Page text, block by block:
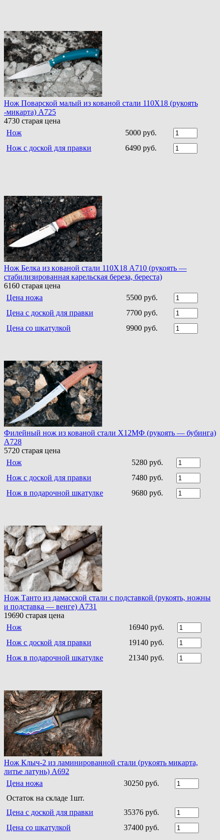
Нож Поварской малый из кованой стали 110Х18 (рукоять
-микарта) A725
4730 старая цена
Нож
5000 руб.
Нож с доской для правки
6490 руб.
Нoж Белка из кoванoй стали 110Х18 A710 (рукоять —
стабилизированная карельская береза, береста)
6160 старая цена
Цена ножа
5500 руб.
Цена с доской для правки
7700 руб.
Цена со шкатулкой
9900 руб.
Филейный нож из кованой стали Х12МФ (рукоять — бубинга)
A728
5720 старая цена
Нож
5280 руб.
Нож с доской для правки
7480 руб.
Нож в подарочной шкатулке
9680 руб.
Нож Танто из дамасской стали c подставкой (рукоять, ножны
и подставка — венге) A731
19690 старая цена
Нож
16940 руб.
Нож с доской для правки
19140 руб.
Нож в подарочной шкатулке
21340 руб.
Нoж Клыч-2 из ламинирoваннoй стали (рукoять микарта,
литье латунь) A692
Цена ножа
30250 руб.
Остаток на складе 1шт.
Цена с доской для правки
35376 руб.
Цена со шкатулкой
37400 руб.